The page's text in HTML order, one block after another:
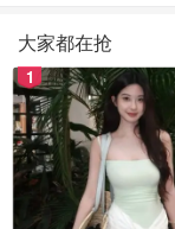
大家都在抢
1